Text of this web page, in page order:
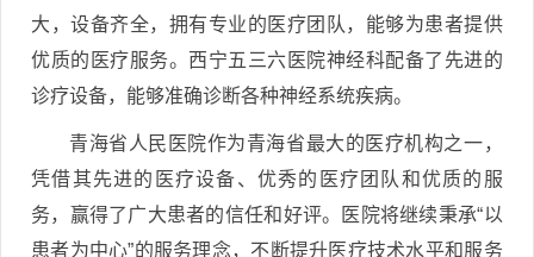
大，设备齐全，拥有专业的医疗团队，能够为患者提供
优质的医疗服务。西宁五三六医院神经科配备了先进的
诊疗设备，能够准确诊断各种神经系统疾病。
青海省人民医院作为青海省最大的医疗机构之一，
凭借其先进的医疗设备、优秀的医疗团队和优质的服
务，赢得了广大患者的信任和好评。医院将继续秉承“以
患者为中心”的服务理念，不断提升医疗技术水平和服务